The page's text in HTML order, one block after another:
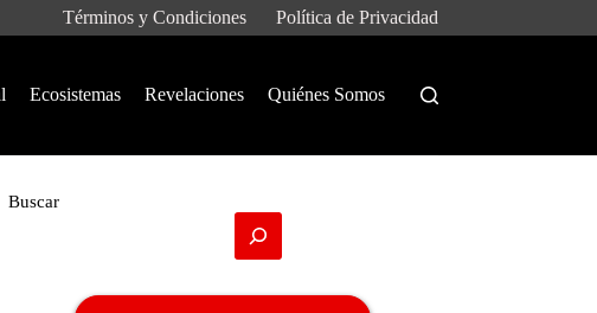
Términos y Condiciones Política de Privacidad
Ecosistemas Revelaciones Quiénes Somos
Buscar